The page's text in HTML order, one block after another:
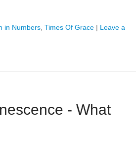
in Numbers Times Of Grace | Leave a
- What